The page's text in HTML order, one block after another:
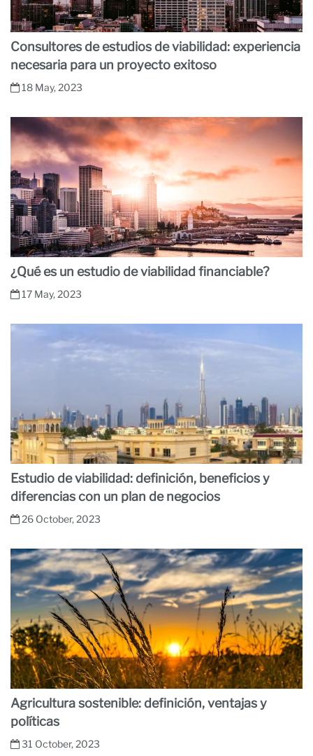
Consultores de estudios de viabilidad: experiencia
necesaria para un proyecto exitoso
18 May, 2023
¿Qué es un estudio de viabilidad financiable?
17 May, 2023
Estudio de viabilidad: definición, beneficios y
diferencias con un plan de negocios
26 October, 2023
Agricultura sostenible: definición, ventajas y
políticas
31 October, 2023